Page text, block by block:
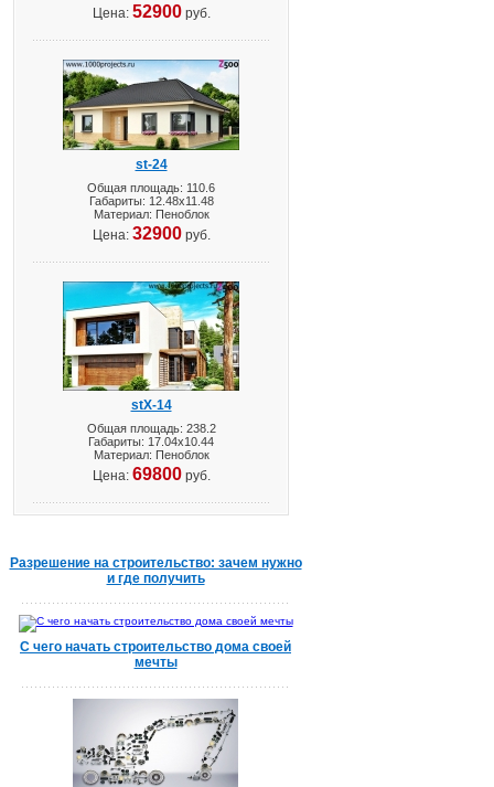
Цена: 52900руб.
st-24
Общая площадь: 110.6
Габариты: 12.48х11.48
Материал: Пеноблок
Цена: 32900руб.
stX-14
Общая площадь: 238.2
Габариты: 17.04х10.44
Материал: Пеноблок
Цена: 69800руб.
Разрешение на строительство: зачем нужно
и где получить
С чего начать строительство дома своей
мечты